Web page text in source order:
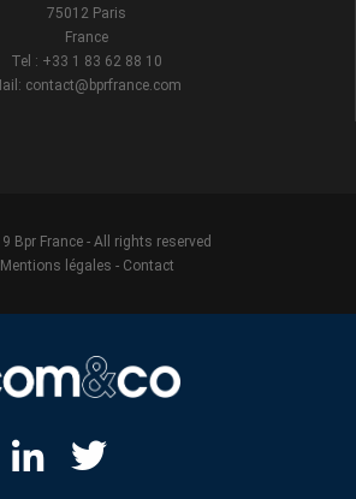
75012 Paris
France
Tel : +33 1 83 62 88 10
contact@bprfrance.com
Bpr France - All rights reserved
Mentions légales - Contact